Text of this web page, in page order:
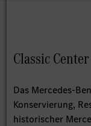
Classic Center
Das Mercedes-
Konservierung,
historischer